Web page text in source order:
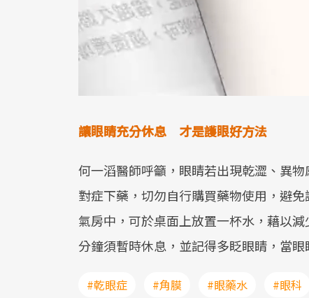
讓眼睛充分休息 才是護眼好方法
何一滔醫師呼籲，眼睛若出現乾澀、異
對症下藥，切勿自行購買藥物使用，避
氣房中，可於桌面上放置一杯水，藉以
分鐘須暫時休息，並記得多眨眼睛，當
#乾眼症 #角膜 #眼藥水 #眼科